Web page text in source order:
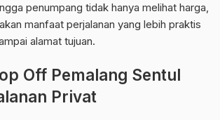
penumpang tidak hanya melihat harga,
manfaat perjalanan yang lebih praktis
alamat tujuan.
Off Pemalang Sentul
Privat